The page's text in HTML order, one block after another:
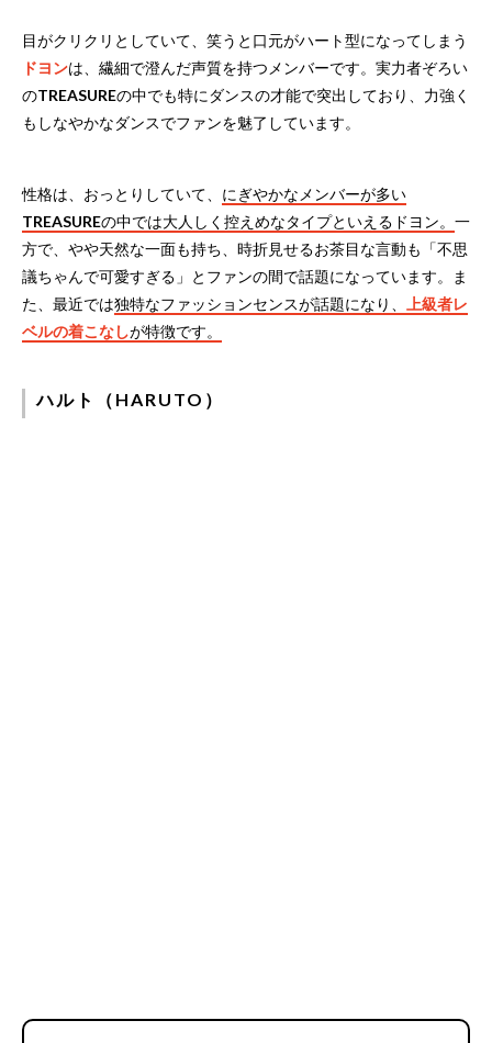
目がクリクリとしていて、笑うと口元がハート型になってしまう
ドヨンは、繊細で澄んだ声質を持つメンバーです。実力者ぞろい
のTREASUREの中でも特にダンスの才能で突出しており、力強く
もしなやかなダンスでファンを魅了しています。
性格は、おっとりしていて、 にぎやかなメンバーが多い
TREASUREの中では大人しく控えめなタイプといえるドヨン。 一
方で、やや天然な一面も持ち、時折見せるお茶目な言動も「不思
議ちゃんで可愛すぎる」とファンの間で話題になっています。ま
た、最近では独特なファッションセンスが話題になり、
上級者レ
ベルの着こなしが特徴です。
ハルト（HARUTO）